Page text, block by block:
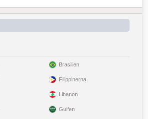
Brasilien
Filippinerna
Libanon
Gulfen